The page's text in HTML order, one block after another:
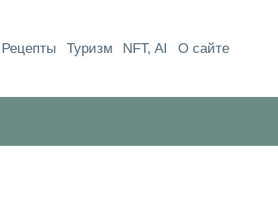
Рецепты Туризм NFT, AI О сайте